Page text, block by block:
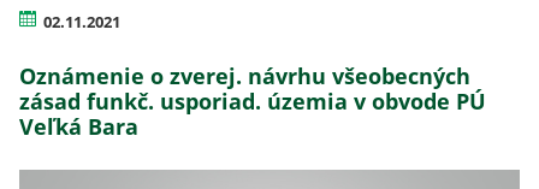
02.11.2021
Oznámenie o zverej. návrhu všeobecných
zásad funkč. usporiad. územia v obvode PÚ
Veľká Bara